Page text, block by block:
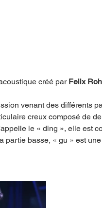
créé par Felix
venant des différents
creux composé de
le « ding », elle est
partie basse, « gu » est